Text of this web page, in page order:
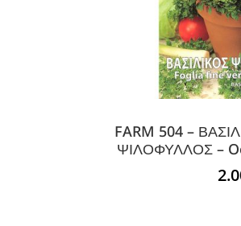
FARM 504 –
ΨΙΛΟΦΥΛΛΟΣ –